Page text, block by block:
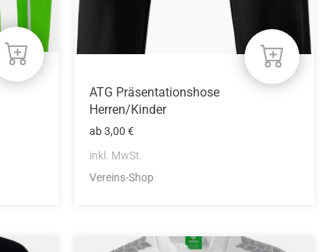
Produktseite
ATG Präsentationshose
Herren/Kinder
ab3,00€
inkl. MwSt.
Vereins-Shop
Dieses